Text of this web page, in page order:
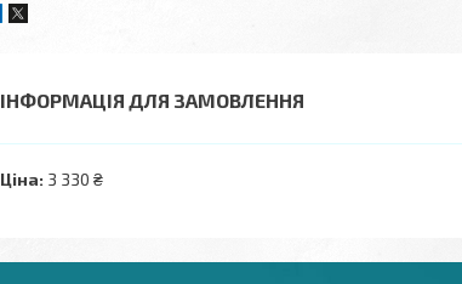
ІНФОРМАЦІЯ ДЛЯ ЗАМОВЛЕННЯ
Ціна: 3 330 ₴